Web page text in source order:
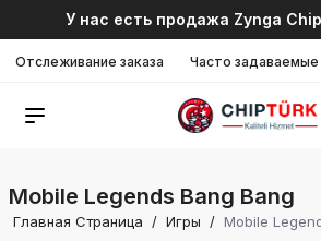
У нас есть продажа Zynga
Отслеживание заказа Часто
Mobile Legends Bang Bang
Главная Страница / Игры /